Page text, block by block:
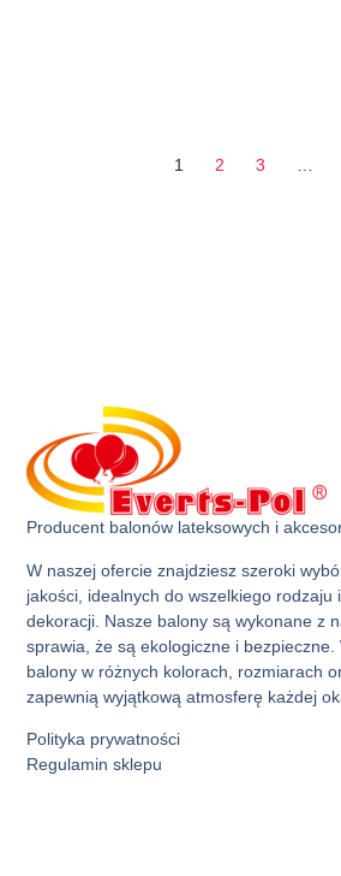
1 2 3
Producent balonów lateksowych i
W naszej ofercie znajdziesz szeroki
jakości, idealnych do wszelkiego rodzaju
dekoracji. Nasze balony są wykonane z
sprawia, że są ekologiczne i
balony w różnych kolorach, rozmiarach
zapewnią wyjątkową atmosferę każdej
Polityka prywatności
Regulamin sklepu